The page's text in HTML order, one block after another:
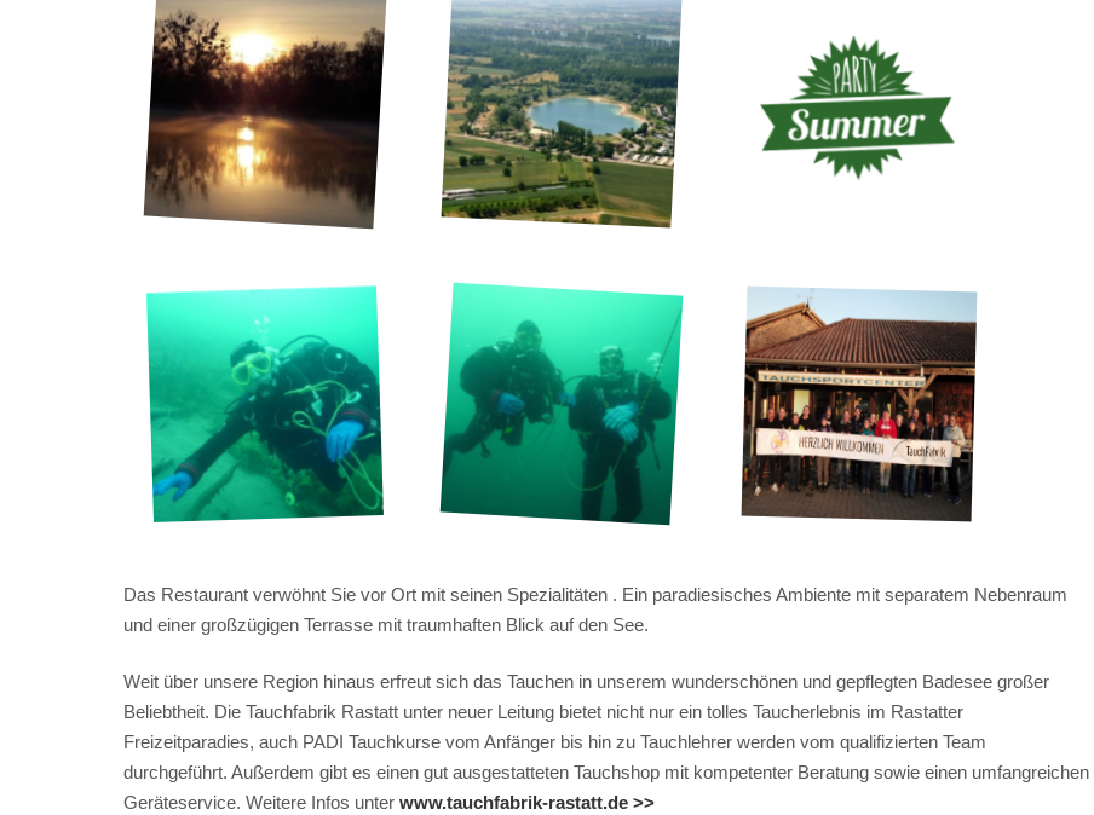
Das Restaurant verwöhnt Sie vor Ort mit seinen Spezialitäten . Ein paradiesisches Ambiente mit separatem Nebenraum
und einer großzügigen Terrasse mit traumhaften Blick auf den See.
Weit über unsere Region hinaus erfreut sich das Tauchen in unserem wunderschönen und gepflegten Badesee großer
Beliebtheit. Die Tauchfabrik Rastatt unter neuer Leitung bietet nicht nur ein tolles Taucherlebnis im Rastatter
Freizeitparadies, auch PADI Tauchkurse vom Anfänger bis hin zu Tauchlehrer werden vom qualifizierten Team
durchgeführt. Außerdem gibt es einen gut ausgestatteten Tauchshop mit kompetenter Beratung sowie einen umfangreichen
Geräteservice. Weitere Infos unter www.tauchfabrik-rastatt.de >>